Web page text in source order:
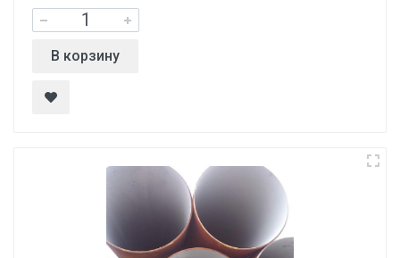
В корзину